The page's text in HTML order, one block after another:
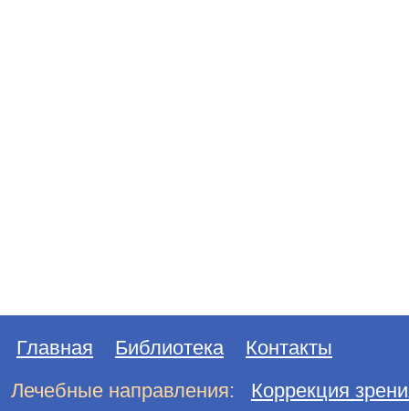
Главная Библиотека
Контакты
Лечебные направления:
Коррекция